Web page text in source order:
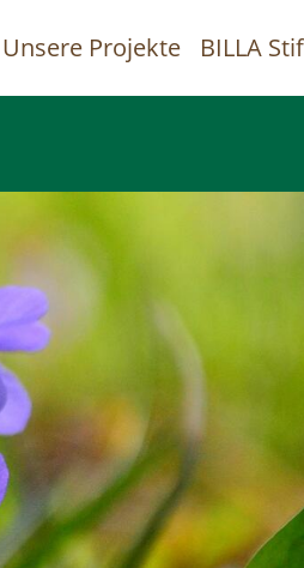
Unsere Projekte BILLA